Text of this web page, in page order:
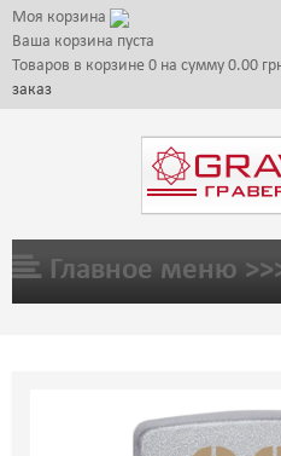
Моя корзина
Ваша корзина пуста
Товаров в корзине 0 на сумму 0.00
заказ
Главное меню